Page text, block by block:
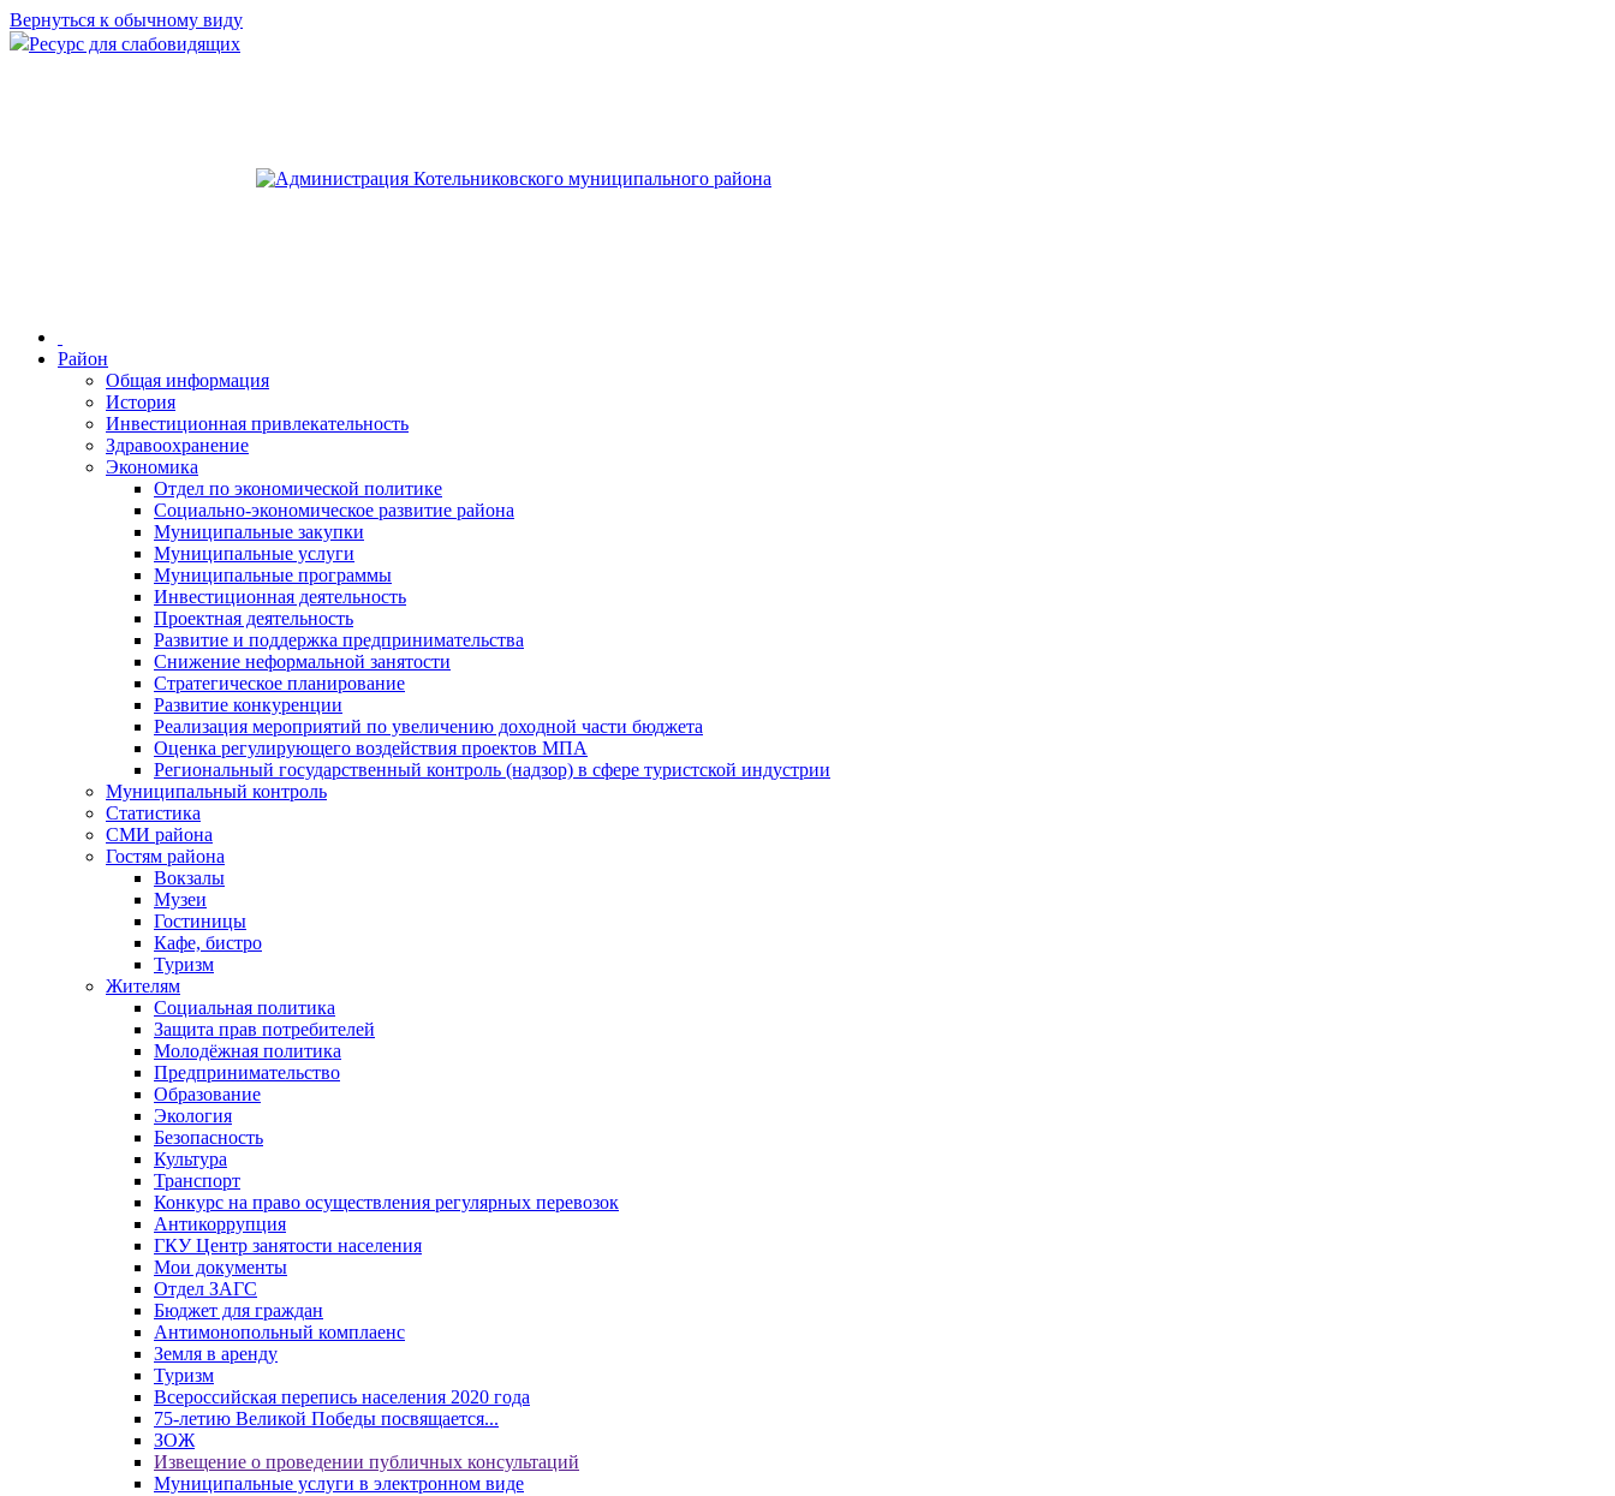
Вернуться к обычному виду
Ресурс для слабовидящих
Район
Общая информация
История
Инвестиционная привлекательность
Здравоохранение
Экономика
Отдел по экономической политике
Социально-экономическое развитие района
Муниципальные закупки
Муниципальные услуги
Муниципальные программы
Инвестиционная деятельность
Проектная деятельность
Развитие и поддержка предпринимательства
Снижение неформальной занятости
Стратегическое планирование
Развитие конкуренции
Реализация мероприятий по увеличению доходной части бюджета
Оценка регулирующего воздействия проектов МПА
Региональный государственный контроль (надзор) в сфере туристской индустрии
Муниципальный контроль
Статистика
СМИ района
Гостям района
Вокзалы
Музеи
Гостиницы
Кафе, бистро
Туризм
Жителям
Социальная политика
Защита прав потребителей
Молодёжная политика
Предпринимательство
Образование
Экология
Безопасность
Культура
Транспорт
Конкурс на право осуществления регулярных перевозок
Антикоррупция
ГКУ Центр занятости населения
Мои документы
Отдел ЗАГС
Бюджет для граждан
Антимонопольный комплаенс
Земля в аренду
Туризм
Всероссийская перепись населения 2020 года
75-летию Великой Победы посвящается...
ЗОЖ
Извещение о проведении публичных консультаций
Муниципальные услуги в электронном виде